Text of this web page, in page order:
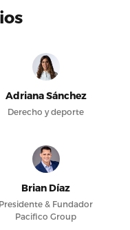
Adriana Sánchez
Derecho y deporte
Brian Díaz
Presidente & Fundador
Pacifico Group